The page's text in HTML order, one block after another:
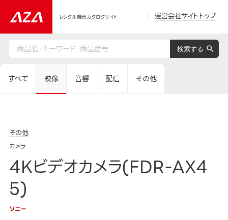
レンタル機器カタログサイト 運営会社サイトトップ
すべて 映像 音響 配信 その他
その他
カメラ
4Kビデオカメラ(FDR-AX4
5)
ソニー